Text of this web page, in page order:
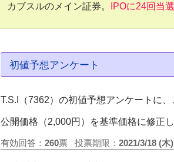
カブスルのメイン証券。
IPOに24回当選
初値予想アンケート
T.S.I（7362）の初値予想アンケートに、
公開価格（2,000円）を基準価格に修正し
有効回答： 260票 投票期限： 2021/3/18 (木